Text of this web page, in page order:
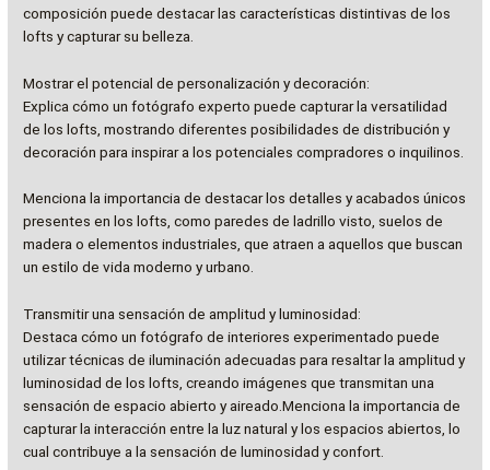
composición puede destacar las características distintivas de los
lofts y capturar su belleza.
Mostrar el potencial de personalización y decoración:
Explica cómo un fotógrafo experto puede capturar la versatilidad
de los lofts, mostrando diferentes posibilidades de distribución y
decoración para inspirar a los potenciales compradores o inquilinos.
Menciona la importancia de destacar los detalles y acabados únicos
presentes en los lofts, como paredes de ladrillo visto, suelos de
madera o elementos industriales, que atraen a aquellos que buscan
un estilo de vida moderno y urbano.
Transmitir una sensación de amplitud y luminosidad:
Destaca cómo un fotógrafo de interiores experimentado puede
utilizar técnicas de iluminación adecuadas para resaltar la amplitud y
luminosidad de los lofts, creando imágenes que transmitan una
sensación de espacio abierto y aireado.Menciona la importancia de
capturar la interacción entre la luz natural y los espacios abiertos, lo
cual contribuye a la sensación de luminosidad y confort.